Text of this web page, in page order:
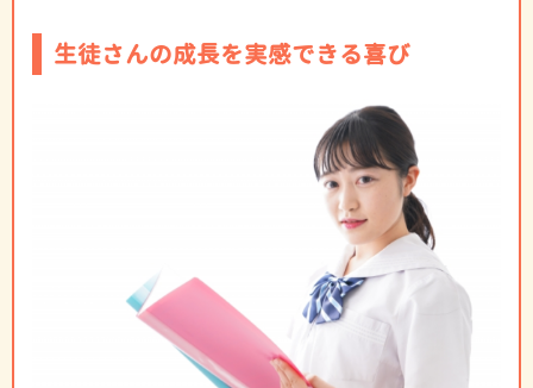
生徒さんの成長を実感できる喜び